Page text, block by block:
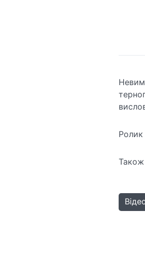
Ролик
Також